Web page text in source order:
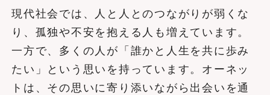
現代社会では、人と人とのつながりが弱くな
り、孤独や不安を抱える人も増えています。
一方で、多くの人が「誰かと人生を共に歩み
たい」という思いを持っています。オーネッ
トは、その思いに寄り添いながら出会いを通